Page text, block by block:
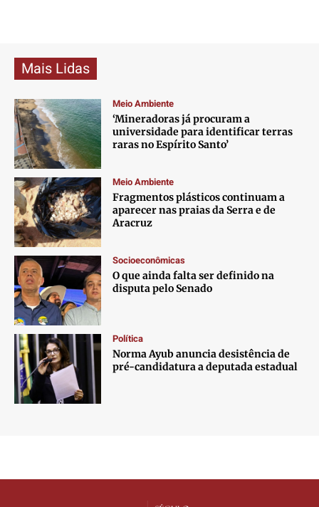
Mais Lidas
Meio Ambiente
‘Mineradoras já procuram a
universidade para identificar terras
raras no Espírito Santo’
Meio Ambiente
Fragmentos plásticos continuam a
aparecer nas praias da Serra e de
Aracruz
Socioeconômicas
O que ainda falta ser definido na
disputa pelo Senado
Política
Norma Ayub anuncia desistência de
pré-candidatura a deputada estadual